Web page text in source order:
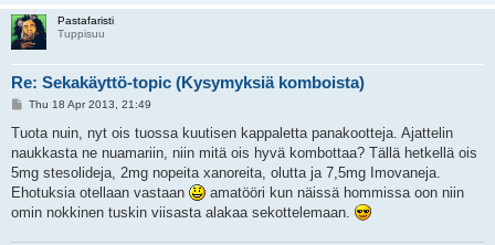
Pastafaristi
Tuppisuu
Re: Sekakäyttö-topic (Kysymyksiä komboista)
P
s
Thu 18 Apr 2013, 21:49
Tuota nuin, nyt ois tuossa kuutisen kappaletta panakootteja. Ajattelin
naukkasta ne nuamariin, niin mitä ois hyvä kombottaa? Tällä hetkellä ois
5mg stesolideja, 2mg nopeita xanoreita, olutta ja 7,5mg Imovaneja.
Ehotuksia otellaan vastaan
amatööri kun näissä hommissa oon niin
omin nokkinen tuskin viisasta alakaa sekottelemaan.